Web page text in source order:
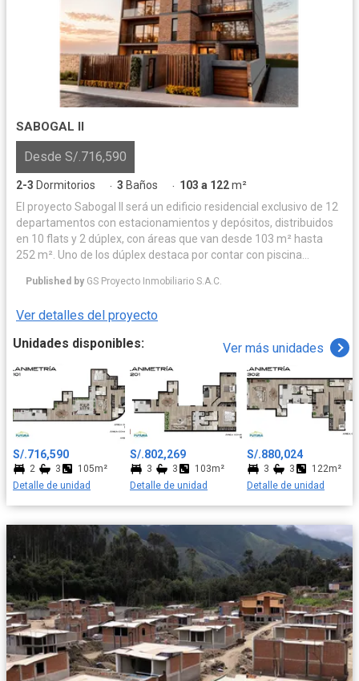
SABOGAL II
Desde S/.716,590
2-3 Dormitorios · 3 Baños · 103 a 122m²
El proyecto Sabogal II será un edificio residencial exclusivo de 12
departamentos con estacionamientos y depósitos, distribuidos
en 10 flats y 2 dúplex, con áreas que van desde 103 m² hasta
252 m². Uno de los dúplex destaca por contar con piscina
segundo ofrece una amplia terraza con parrilla, ideal para el
Published by GS Proyecto Inmobiliario S.A.C.
Ver detalles del proyecto
Unidades disponibles:
Ver más unidades
S/.716,590
2 3
105m²
Detalle de unidad
S/.802,269
3 3
103m²
Detalle de unidad
S/.880,024
3 3
122m²
Detalle de unidad